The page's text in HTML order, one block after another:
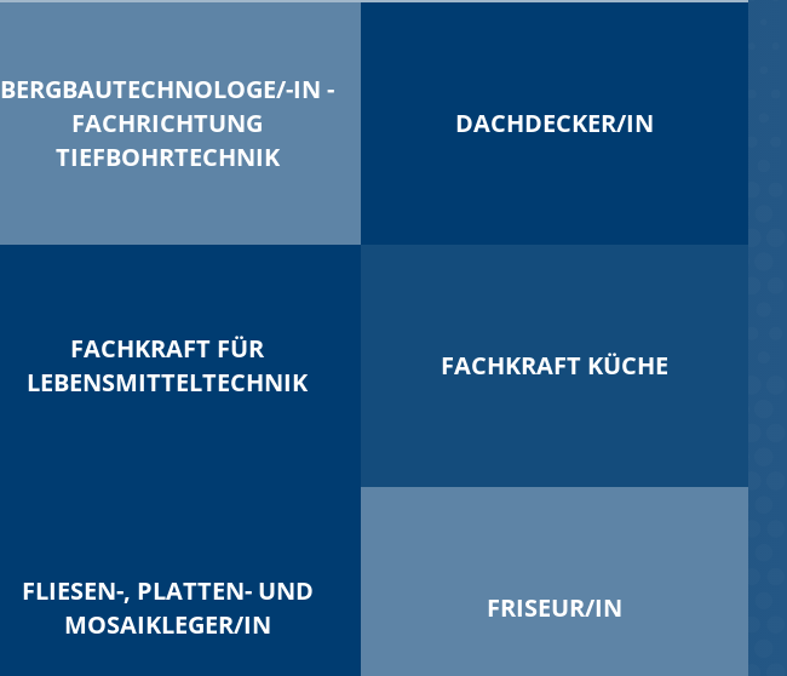
BERGBAUTECHNOLOGE/-IN -
FACHRICHTUNG
TIEFBOHRTECHNIK
DACHDECKER/IN
FACHKRAFT FÜR
LEBENSMITTELTECHNIK
FACHKRAFT KÜCHE
FLIESEN-, PLATTEN- UND
MOSAIKLEGER/IN
FRISEUR/IN